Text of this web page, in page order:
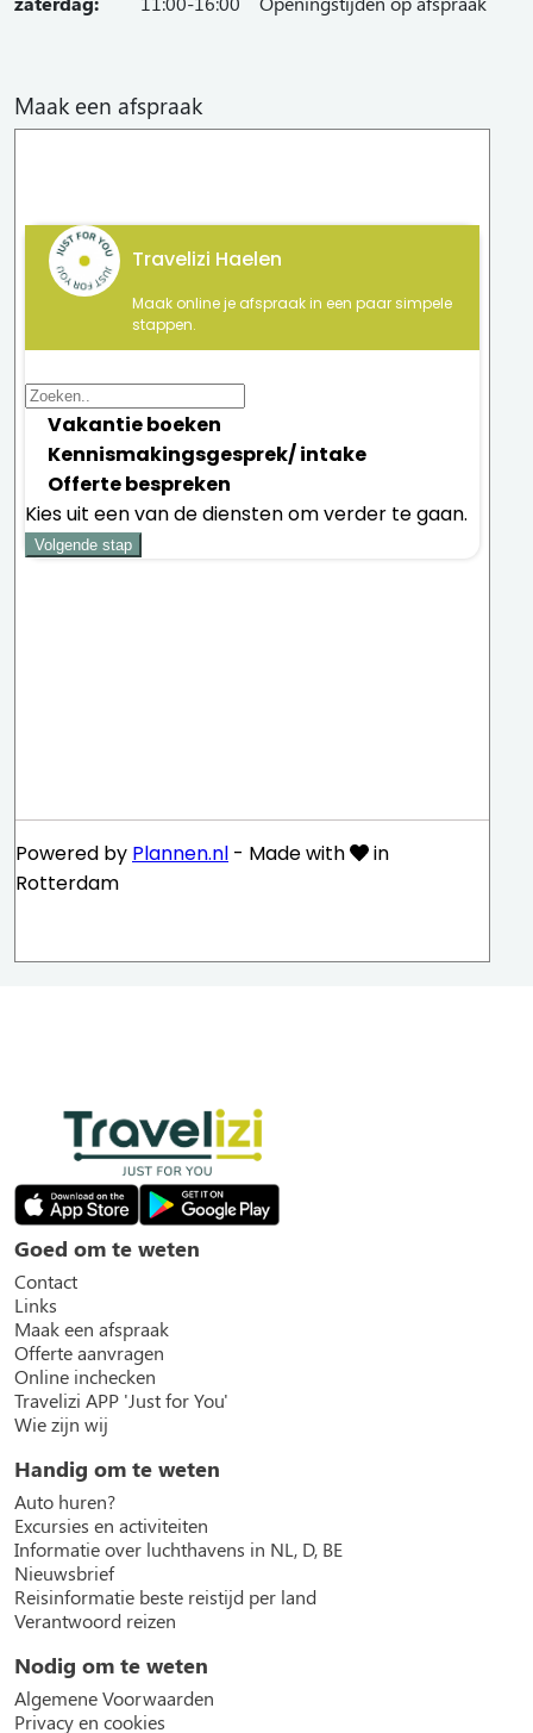
Maak een afspraak
Goed om te weten
Contact
Links
Maak een afspraak
Offerte aanvragen
Online inchecken
Travelizi APP 'Just for You'
Wie zijn wij
Handig om te weten
Auto huren?
Excursies en activiteiten
Informatie over luchthavens in NL, D, BE
Nieuwsbrief
Reisinformatie beste reistijd per land
Verantwoord reizen
Nodig om te weten
Algemene Voorwaarden
Privacy en cookies